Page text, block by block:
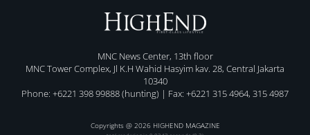
MNC News Center, 13th floor
MNC Tower Complex, Jl K.H Wahid Hasyim kav. 28, Central Jakarta
10340
Phone: +6221 398 99888 (hunting) | Fax: +6221 315 4964, 315 4987
Copyrights @ 2026 HIGHEND MAGAZINE